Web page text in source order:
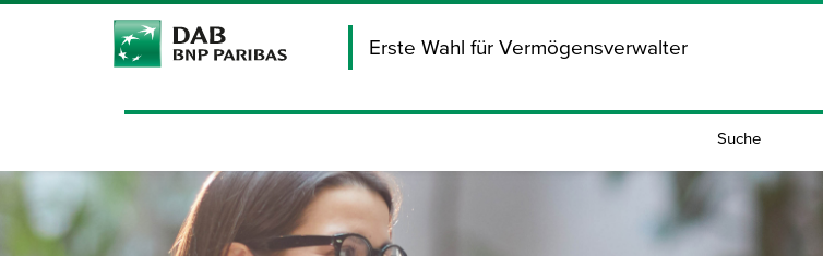
Erste Wahl für Vermögensverwalter
Suche